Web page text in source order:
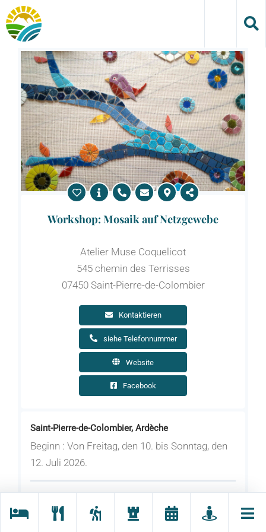
Skip
to
content
Workshop: Mosaik auf Netzgewebe
Atelier Muse Coquelicot
545 chemin des Terrisses
07450 Saint-Pierre-de-Colombier
Kontaktieren
siehe Telefonnummer
Website
Facebook
Saint-Pierre-de-Colombier, Ardèche
Beginn : Von Freitag, den 10. bis Sonntag, den
12. Juli 2026.
Gestalte dein eigenes Mosaikwandbild auf